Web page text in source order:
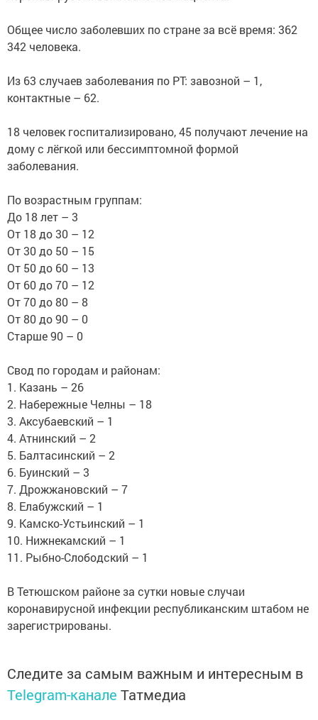
Общее число заболевших по стране за всё время: 362
342 человека.
Из 63 случаев заболевания по РТ: завозной – 1,
контактные – 62.
18 человек госпитализировано, 45 получают лечение на
дому с лёгкой или бессимптомной формой
заболевания.
По возрастным группам:
До 18 лет – 3
От 18 до 30 – 12
От 30 до 50 – 15
От 50 до 60 – 13
От 60 до 70 – 12
От 70 до 80 – 8
От 80 до 90 – 0
Старше 90 – 0
Свод по городам и районам:
1. Казань – 26
2. Набережные Челны – 18
3. Аксубаевский – 1
4. Атнинский – 2
5. Балтасинский – 2
6. Буинский – 3
7. Дрожжановский – 7
8. Елабужский – 1
9. Камско-Устьинский – 1
10. Нижнекамский – 1
11. Рыбно-Слободский – 1
В Тетюшском районе за сутки новые случаи
коронавирусной инфекции республиканским штабом не
зарегистрированы.
Следите за самым важным и интересным в
Telegram-канале Татмедиа